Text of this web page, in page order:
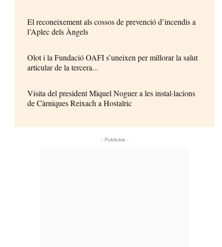
El reconeixement als cossos de prevenció d’incendis a
l’Aplec dels Àngels
Olot i la Fundació OAFI s’uneixen per millorar la salut
articular de la tercera...
Visita del president Miquel Noguer a les instal·lacions
de Càrniques Reixach a Hostalric
- Publicitat -